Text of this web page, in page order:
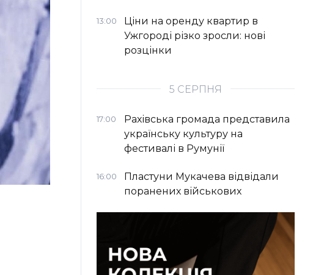
13:00
Ціни на оренду квартир в
Ужгороді різко зросли: нові
розцінки
5 СЕРПНЯ
17:00
Рахівська громада представила
українську культуру на
фестивалі в Румунії
16:00
Пластуни Мукачева відвідали
поранених військових